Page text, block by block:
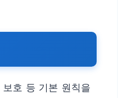
호 등 기본 원칙을